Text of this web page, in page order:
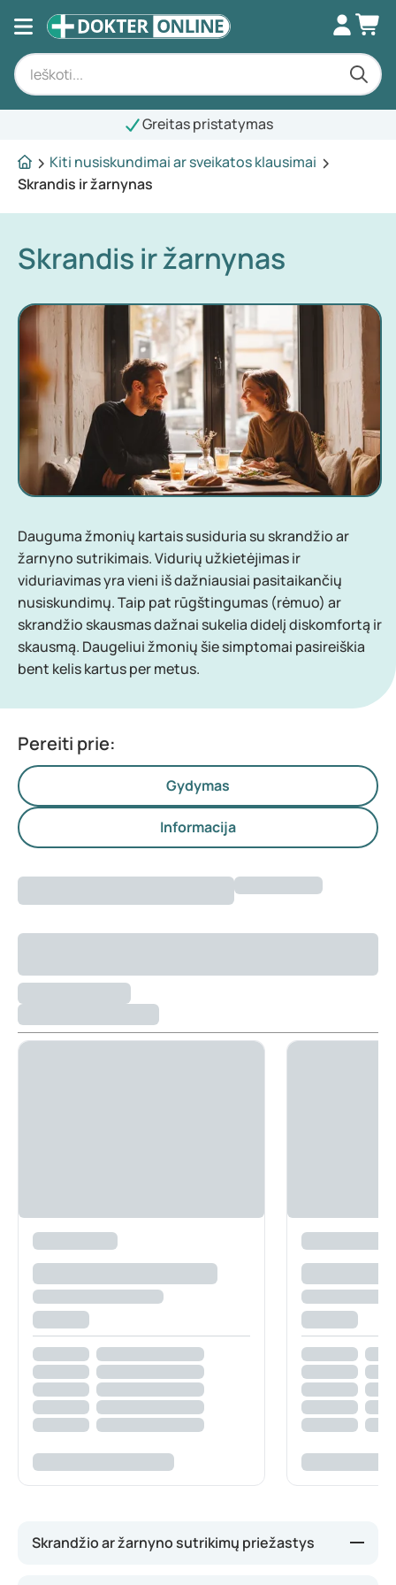
Greitas pristatymas
Kiti nusiskundimai ar sveikatos klausimai
Skrandis ir žarnynas
Skrandis ir žarnynas
Dauguma žmonių kartais susiduria su skrandžio ar
žarnyno sutrikimais. Vidurių užkietėjimas ir
viduriavimas yra vieni iš dažniausiai pasitaikančių
nusiskundimų. Taip pat rūgštingumas (rėmuo) ar
skrandžio skausmas dažnai sukelia didelį diskomfortą ir
skausmą. Daugeliui žmonių šie simptomai pasireiškia
bent kelis kartus per metus.
Pereiti prie:
Gydymas
Informacija
Skrandžio ar žarnyno sutrikimų priežastys